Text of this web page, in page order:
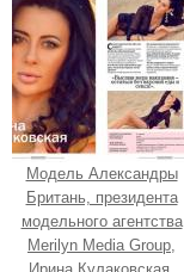
Модель Александры
Британь, президента
модельного агентства
Merilyn Media Group,
Ирина Кулаковская,